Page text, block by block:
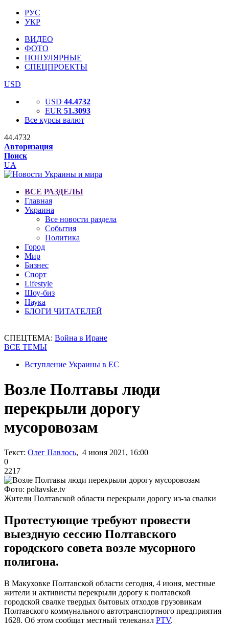
РУС
УКР
ВИДЕО
ФОТО
ПОПУЛЯРНЫЕ
СПЕЦПРОЕКТЫ
USD
USD 44.4732
EUR 51.3093
Все курсы валют
44.4732
Авторизация
Поиск
UA
ВСЕ РАЗДЕЛЫ
Главная
Украина
Все новости раздела
События
Политика
Город
Мир
Бизнес
Спорт
Lifestyle
Шоу-биз
Наука
БЛОГИ ЧИТАТЕЛЕЙ
СПЕЦТЕМА: Война в Иране
ВСЕ ТЕМЫ
Вступление Украины в ЕС
Возле Полтавы люди
перекрыли дорогу
мусоровозам
Текст: Олег Павлось, 4 июня 2021, 16:00
0
2217
Фото: poltavske.tv
Жители Полтавской области перекрыли дорогу из-за свалки
Протестующие требуют провести
выездную сессию Полтавского
городского совета возле мусорного
полигона.
В Макуховке Полтавской области сегодня, 4 июня, местные
жители и активисты перекрыли дорогу к полтавской
городской свалке твердых бытовых отходов грузовикам
Полтавского коммунального автотранспортного предприятия
1628. Об этом сообщат местный телеканал PTV.